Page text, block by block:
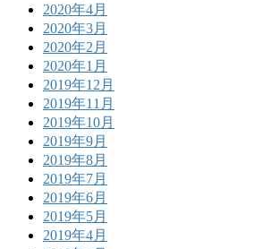
2020年4月
2020年3月
2020年2月
2020年1月
2019年12月
2019年11月
2019年10月
2019年9月
2019年8月
2019年7月
2019年6月
2019年5月
2019年4月